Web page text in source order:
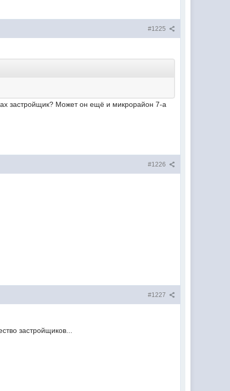
#1225
застройщик? Может он ещё и микрорайон 7-а
#1226
#1227
застройщиков...